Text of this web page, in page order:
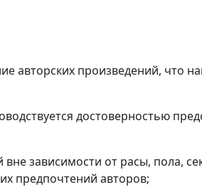
авторских произведений, что
достоверностью
зависимости от расы, пола,
предпочтений авторов;